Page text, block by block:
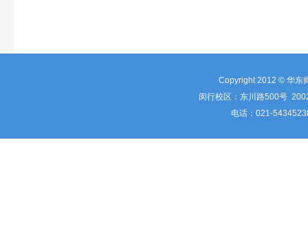
Copyright 2012 © 华东
闵行校区：东川路500号
电话：021-